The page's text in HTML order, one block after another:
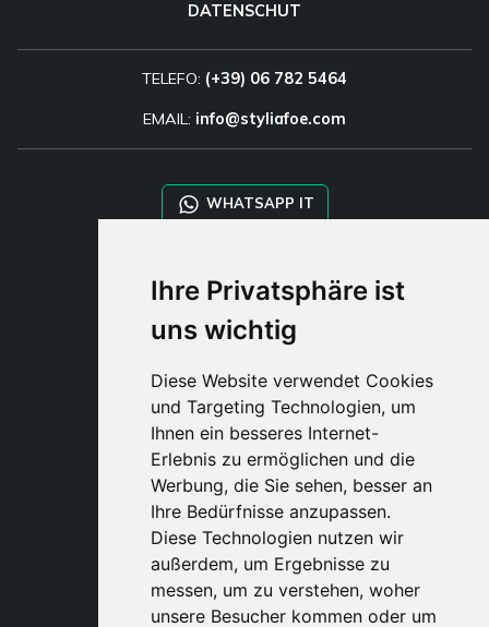
Ihre Privatsphäre ist
uns wichtig
Diese Website verwendet Cookies
und Targeting Technologien, um
Ihnen ein besseres Internet-
Erlebnis zu ermöglichen und die
Werbung, die Sie sehen, besser an
Ihre Bedürfnisse anzupassen.
Diese Technologien nutzen wir
außerdem, um Ergebnisse zu
messen, um zu verstehen, woher
unsere Besucher kommen oder um
DATENSCHUT
TELEFO: (+39) 06 782 5464
EMAIL: info@styliafoe.com
WHATSAPP IT
STYLIA SERVICES
SHOP B2B
TAYLOR MADE ORDERS
DROPSHIPPING
BENUTZE
REGISTRIERE
EINLOGGE
EINKAUFSWAGE